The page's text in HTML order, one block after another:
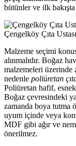
bütünler ve ilk bakışta
Çengelköy Çıta Ustası
Malzeme seçimi
alınmalıdır. Boğaz
malzemeleri üzerinde
nedenle poliüretan
Poliüretan hafif,
Boğaz çevresindeki
zamanda boya tutma
uyum içinde veya
MDF gibi ağır ve
önerilmez.